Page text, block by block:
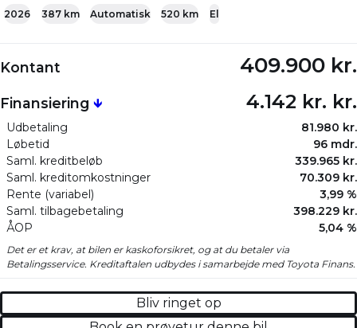
2026 387 km Automatisk 520 km El
Kontant 409.900 kr.
Finansiering 🡻 4.142 kr. kr.
Udbetaling
81.980 kr.
Løbetid
96 mdr.
Saml. kreditbeløb
339.965 kr.
Saml. kreditomkostninger
70.309 kr.
Rente (variabel)
3,99 %
Saml. tilbagebetaling
398.229 kr.
ÅOP
5,04 %
Det er et krav, at bilen er kaskoforsikret, og at du betaler via
Betalingsservice. Kreditaftalen udbydes i samarbejde med Toyota Finans.
Bliv ringet op